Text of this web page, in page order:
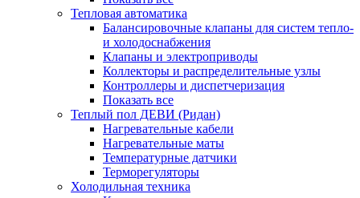
Тепловая автоматика
Балансировочные клапаны для систем тепло-
и холодоснабжения
Клапаны и электроприводы
Коллекторы и распределительные узлы
Контроллеры и диспетчеризация
Показать все
Теплый пол ДЕВИ (Ридан)
Нагревательные кабели
Нагревательные маты
Температурные датчики
Терморегуляторы
Холодильная техника